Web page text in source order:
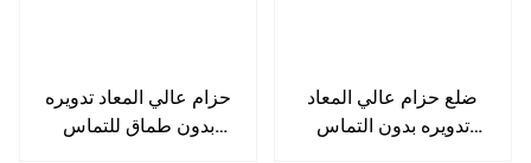
حزام عالي المعاد تدويره
بدون طماق للتماس
ضلع حزام عالي المعاد
تدويره بدون التماس